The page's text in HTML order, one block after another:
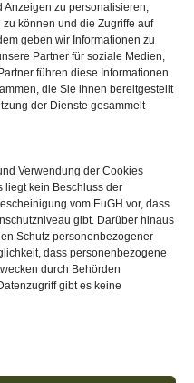
Anzeigen zu personalisieren,
können und die Zugriffe auf
geben wir Informationen zu
Partner für soziale Medien,
führen diese Informationen
die Sie ihnen bereitgestellt
der Dienste gesammelt
Verwendung der Cookies
liegt kein Beschluss der
vom EuGH vor, dass
gibt. Darüber hinaus
Schutz personenbezogener
dass personenbezogene
durch Behörden
gibt es keine